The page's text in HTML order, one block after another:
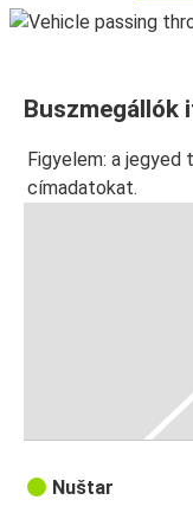
Buszmegállók
Figyelem: a jegyed
címadatokat.
Nuštar